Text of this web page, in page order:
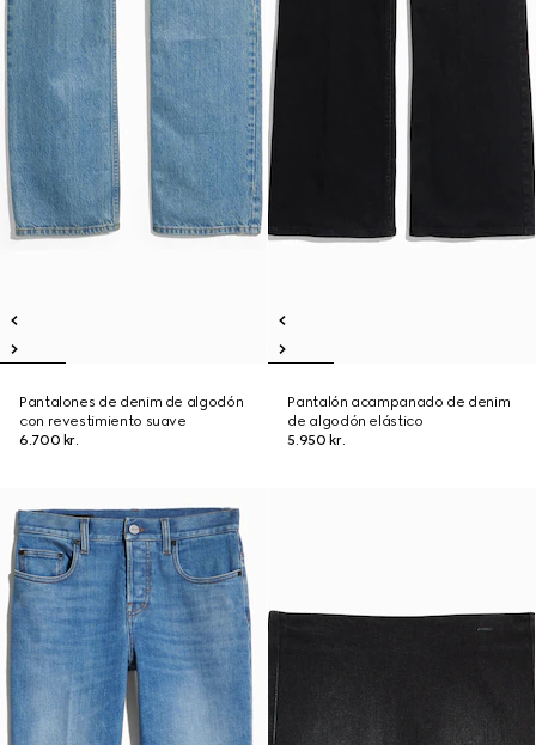
Pantalones de denim de algodón
con revestimiento suave
6.700 kr.
Pantalón acampanado de denim
de algodón elástico
5.950 kr.